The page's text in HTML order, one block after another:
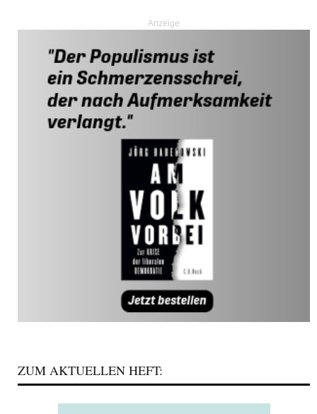
Anzeige
ZUM AKTUELLEN HEFT: